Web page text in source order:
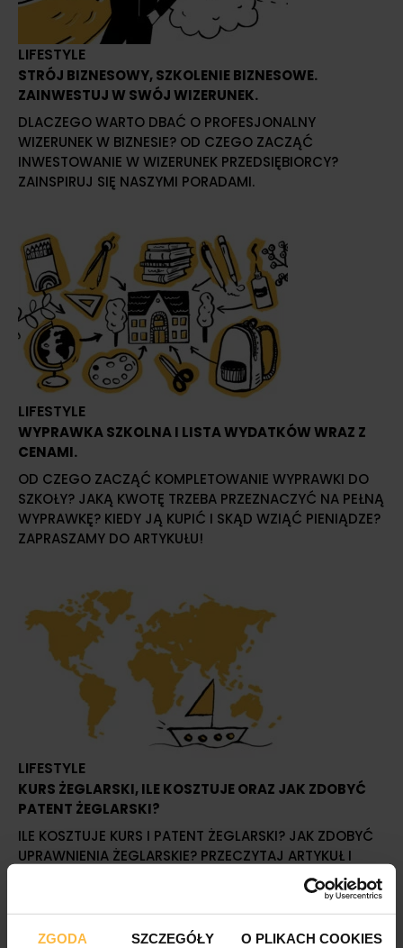
ZGODA SZCZEGÓŁY O PLIKACH COOKIES
LIFESTYLE
STRÓJ BIZNESOWY, SZKOLENIE BIZNESOWE.
ZAINWESTUJ W SWÓJ WIZERUNEK.
DLACZEGO WARTO DBAĆ O PROFESJONALNY
WIZERUNEK W BIZNESIE? OD CZEGO ZACZĄĆ
INWESTOWANIE W WIZERUNEK PRZEDSIĘBIORCY?
ZAINSPIRUJ SIĘ NASZYMI PORADAMI.
LIFESTYLE
WYPRAWKA SZKOLNA I LISTA WYDATKÓW WRAZ Z
CENAMI.
OD CZEGO ZACZĄĆ KOMPLETOWANIE WYPRAWKI DO
SZKOŁY? JAKĄ KWOTĘ TRZEBA PRZEZNACZYĆ NA PEŁNĄ
WYPRAWKĘ? KIEDY JĄ KUPIĆ I SKĄD WZIĄĆ PIENIĄDZE?
ZAPRASZAMY DO ARTYKUŁU!
LIFESTYLE
KURS ŻEGLARSKI, ILE KOSZTUJE ORAZ JAK ZDOBYĆ
PATENT ŻEGLARSKI?
ILE KOSZTUJE KURS I PATENT ŻEGLARSKI? JAK ZDOBYĆ
UPRAWNIENIA ŻEGLARSKIE? PRZECZYTAJ ARTYKUŁ I